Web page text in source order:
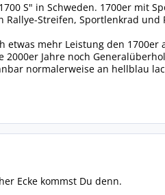
S" in Schweden. 1700er mit
Streifen, Sportlenkrad
mehr Leistung den
Jahre noch
normalerweise an hellblau
Ecke kommst Du denn.